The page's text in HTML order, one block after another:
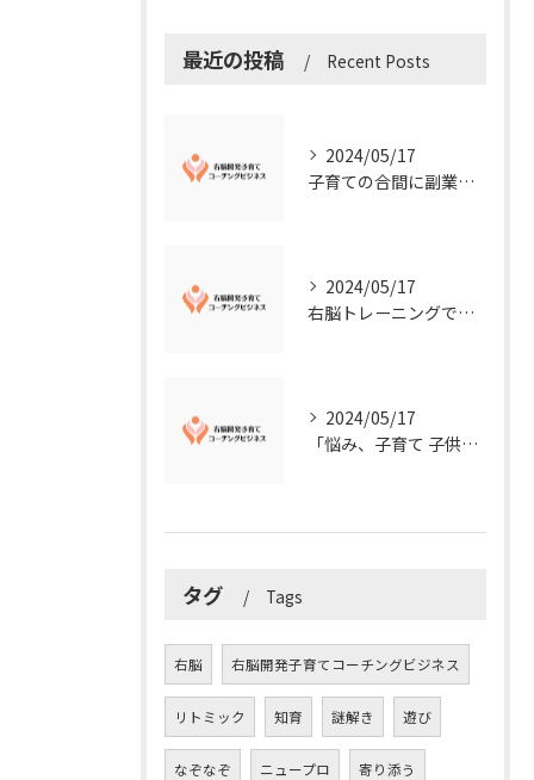
最近の投稿 Recent Posts
2024/05/17
子育ての合間に副業コーチングで収入アップ！右脳開発子育てコーチングビジネスの可能性とは？
2024/05/17
右脳トレーニングで視覚的センスを磨こう！
2024/05/17
「悩み、子育て 子供の発達」を解決する右脳開発子育てコーチングビジネス業界の魅力とは？
タグ Tags
右脳 右脳開発子育てコーチングビジネス
リトミック 知育 謎解き 遊び
なぞなぞ ニュープロ 寄り添う